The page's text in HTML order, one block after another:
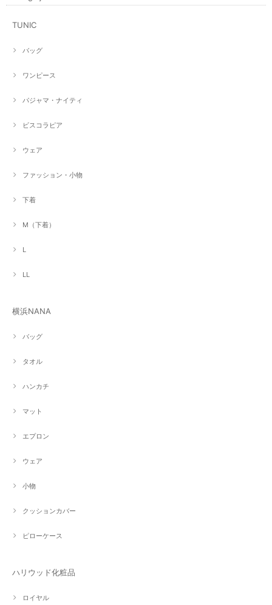
TUNIC
バッグ
ワンピース
パジャマ・ナイティ
ビスコラピア
ウェア
ファッション・小物
下着
M（下着）
L
LL
横浜NANA
バッグ
タオル
ハンカチ
マット
エプロン
ウェア
小物
クッションカバー
ピローケース
ハリウッド化粧品
ロイヤル